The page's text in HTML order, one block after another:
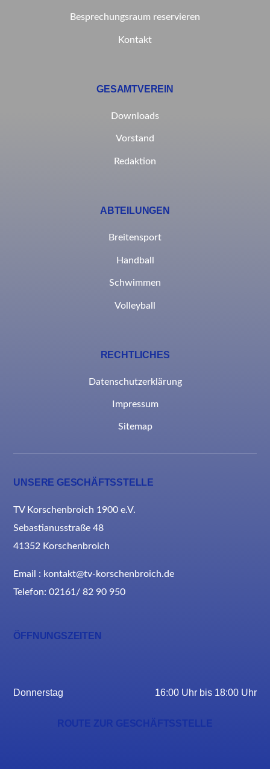
Besprechungsraum reservieren
Kontakt
GESAMTVEREIN
Downloads
Vorstand
Redaktion
ABTEILUNGEN
Breitensport
Handball
Schwimmen
Volleyball
RECHTLICHES
Datenschutzerklärung
Impressum
Sitemap
UNSERE GESCHÄFTSSTELLE
TV Korschenbroich 1900 e.V.
Sebastianusstraße 48
41352 Korschenbroich
Email : kontakt@tv-korschenbroich.de
Telefon: 02161/ 82 90 950
ÖFFNUNGSZEITEN
Donnerstag 16:00 Uhr bis 18:00 Uhr
ROUTE ZUR GESCHÄFTSSTELLE